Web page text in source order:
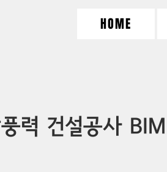
HOME
력 건설공사 BIM